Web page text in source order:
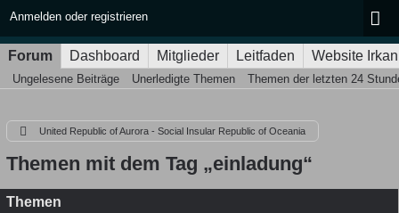
Anmelden oder registrieren
Forum Dashboard Mitglieder Leitfaden Website
Ungelesene Beiträge Unerledigte Themen Themen der letzten 24
United Republic of Aurora - Social Insular Republic of Oceania
Themen mit dem Tag „einladung“
Themen